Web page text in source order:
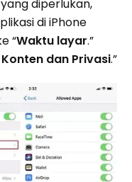
diperlukan,
di iPhone
“Waktu layar.”
dan Privasi.”